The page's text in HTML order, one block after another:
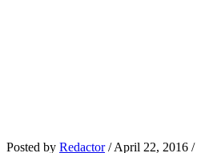
Posted by Redactor / April 22, 2016 /